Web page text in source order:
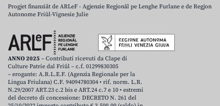
Progjet finanziât de ARLeF - Agjenzie Regjonâl pe Lenghe Furlane e de Regjon
Autonome Friûl-Vignesie Julie
ANNO 2025 – Contributi ricevuti da Clape di
Culture Patrie dal Friûl – c.f. 01299830305
– erogante: A.R.L.E.F. (Agenzia Regionale per la
Lingua Friulana) C.F. 94094780304 • rif. norm. L.R.
N.29/2007 ART.23 c.2 bis e ART.24 c.7 e 10 • estremi
del decreto di concessione: DECRETO N. 261 del